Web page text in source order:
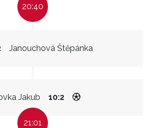
20:40
Janouchová Štěpánka
Jakub 10:2
21:01